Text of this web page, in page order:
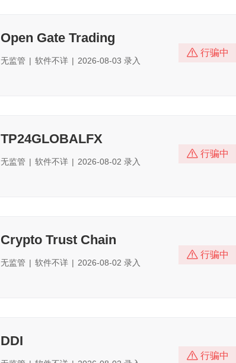
Open Gate Trading
无监管 | 软件不详 | 2026-08-03 录入
行骗中
TP24GLOBALFX
无监管 | 软件不详 | 2026-08-02 录入
行骗中
Crypto Trust Chain
无监管 | 软件不详 | 2026-08-02 录入
行骗中
DDI
行骗中